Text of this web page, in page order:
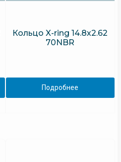
Кольцо X-ring 14.8х2.62
70NBR
Подробнее